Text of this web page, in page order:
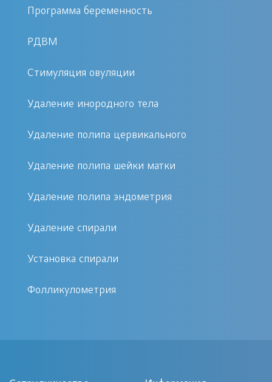
эффективности процедуры.
Реабилитация и уход после
процедуры
После лазеротерапии не требуется
может сразу вернуться к обычной
течение нескольких дней избегать
физических нагрузок и половых
восстановления тканей.
Программа беременность
РДВМ
Стимуляция овуляции
Удаление инородного тела
Удаление полипа цервикального
Удаление полипа шейки матки
Удаление полипа эндометрия
Удаление спирали
Установка спирали
Фолликулометрия